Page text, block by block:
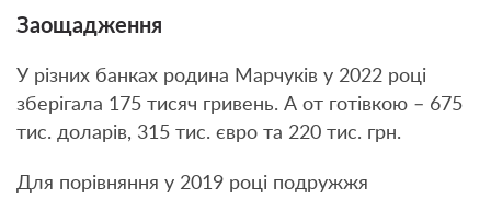
Заощадження
У різних банках родина Марчуків у 2022 році
зберігала 175 тисяч гривень. А от готівкою – 675
тис. доларів, 315 тис. євро та 220 тис. грн.
Для порівняння у 2019 році подружжя